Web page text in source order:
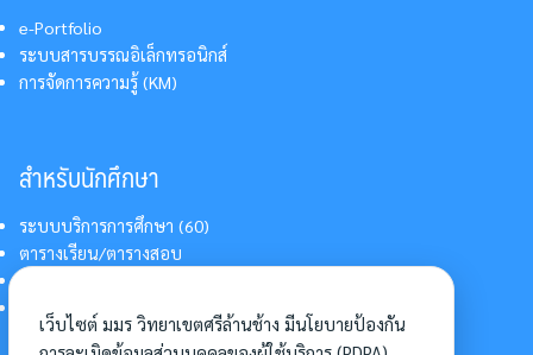
e-Portfolio
ระบบสารบรรณอิเล็กทรอนิกส์
การจัดการความรู้ (KM)
สำหรับนักศึกษา
ระบบบริการการศึกษา (60)
ตารางเรียน/ตารางสอบ
การแต่งกายนักศึกษา
เว็บไซต์ มมร วิทยาเขตศรีล้านช้าง มีนโยบายป้องกัน